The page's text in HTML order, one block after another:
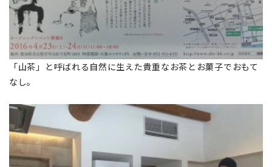
「山茶」と呼ばれる自然に生えた貴重なお茶とお菓子でおもて
なし。